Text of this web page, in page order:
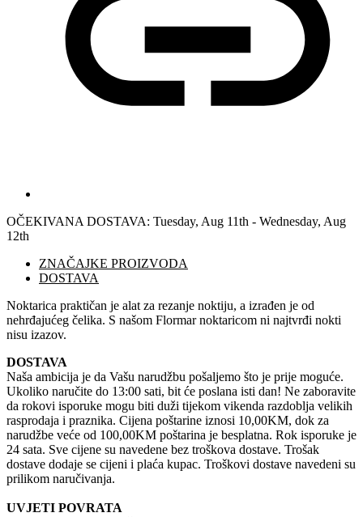
OČEKIVANA DOSTAVA: Tuesday, Aug 11th - Wednesday, Aug
12th
ZNAČAJKE PROIZVODA
DOSTAVA
Noktarica praktičan je alat za rezanje noktiju, a izrađen je od
nehrđajućeg čelika. S našom Flormar noktaricom ni najtvrđi nokti
nisu izazov.
DOSTAVA
Naša ambicija je da Vašu narudžbu pošaljemo što je prije moguće.
Ukoliko naručite do 13:00 sati, bit će poslana isti dan! Ne zaboravite
da rokovi isporuke mogu biti duži tijekom vikenda razdoblja velikih
rasprodaja i praznika. Cijena poštarine iznosi 10,00KM, dok za
narudžbe veće od 100,00KM poštarina je besplatna. Rok isporuke je
24 sata. Sve cijene su navedene bez troškova dostave. Trošak
dostave dodaje se cijeni i plaća kupac. Troškovi dostave navedeni su
prilikom naručivanja.
UVJETI POVRATA